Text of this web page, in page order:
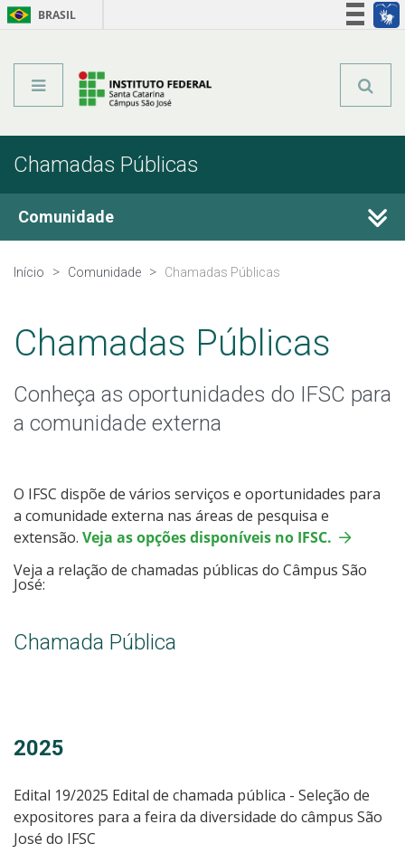
BRASIL
Chamadas Públicas
Comunidade
Certificações
Extensão
Chamadas Públicas
Início Comunidade Chamadas Públicas
Chamadas Públicas
Conheça as oportunidades do IFSC para
a comunidade externa
O IFSC dispõe de vários serviços e oportunidades para
a comunidade externa nas áreas de pesquisa e
extensão. Veja as opções disponíveis no IFSC.
Veja a relação de chamadas públicas do Câmpus São
José:
Chamada Pública
2025
Edital 19/2025 Edital de chamada pública - Seleção de
expositores para a feira da diversidade do câmpus São
José do IFSC